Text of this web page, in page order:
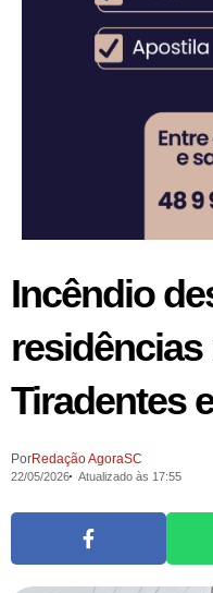
Incêndio
residências
Tiradentes
PorRedação AgoraSC
22/05/2026 Atualizado às 17:55